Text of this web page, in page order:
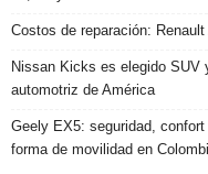
Costos de reparación:
Nissan Kicks es elegido SUV
automotriz de América
Geely EX5: seguridad,
forma de movilidad en